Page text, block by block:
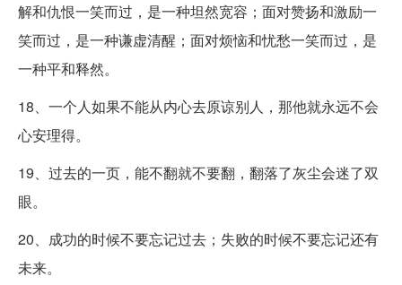
解和仇恨一笑而过，是一种坦然宽容；面对赞扬和激励一
笑而过，是一种谦虚清醒；面对烦恼和忧愁一笑而过，是
一种平和释然。
18、一个人如果不能从内心去原谅别人，那他就永远不会
心安理得。
19、过去的一页，能不翻就不要翻，翻落了灰尘会迷了双
眼。
20、成功的时候不要忘记过去；失败的时候不要忘记还有
未来。